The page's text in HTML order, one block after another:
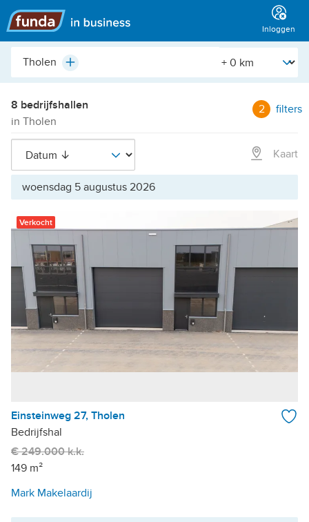
Hoofdmenu
Inloggen
Plaats,
etc.
Plus [Straal]
8 bedrijfshallen
in Tholen
2 filters
Kaart
woensdag 5 augustus 2026
Verkocht
Einsteinweg 27, Tholen
Bedrijfshal
€ 249.000 k.k.
149 m²
Mark Makelaardij